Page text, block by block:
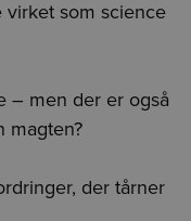
som science
– men der er også
magten?
der tårner